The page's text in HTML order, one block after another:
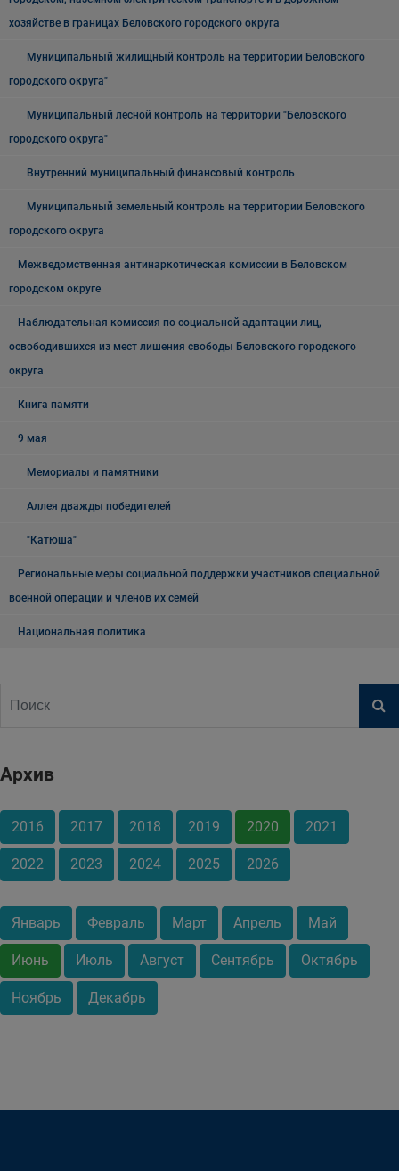
хозяйстве в границах Беловского городского округа
Муниципальный жилищный контроль на территории Беловского
городского округа"
Муниципальный лесной контроль на территории "Беловского
городского округа"
Внутренний муниципальный финансовый контроль
Муниципальный земельный контроль на территории Беловского
городского округа
Межведомственная антинаркотическая комиссии в Беловском
городском округе
Наблюдательная комиссия по социальной адаптации лиц,
освободившихся из мест лишения свободы Беловского городского
округа
Книга памяти
9 мая
Мемориалы и памятники
Аллея дважды победителей
"Катюша"
Региональные меры социальной поддержки участников специальной
военной операции и членов их семей
Национальная политика
Архив
2016 2017 2018 2019 2020 2021
2022 2023 2024 2025 2026
Январь Февраль Март Апрель Май
Июнь Июль Август Сентябрь Октябрь
Ноябрь Декабрь